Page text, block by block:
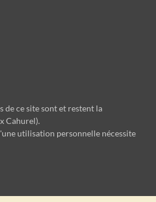
de ce site sont et restent la
Cahurel).
utilisation personnelle nécessite